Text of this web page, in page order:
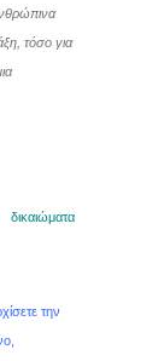
τόσο για
την